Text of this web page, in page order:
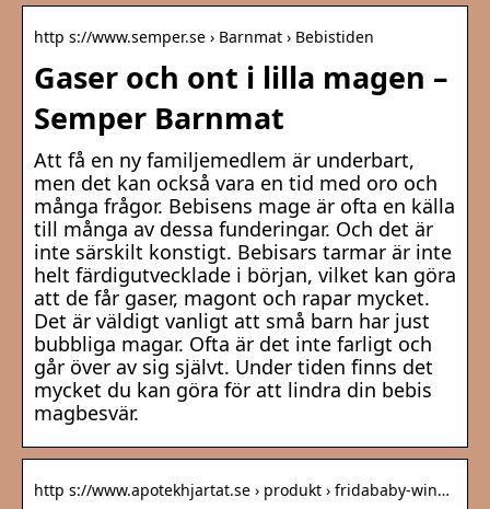
http s://www.semper.se › Barnmat › Bebistiden
Gaser och ont i lilla magen –
Semper Barnmat
Att få en ny familjemedlem är underbart,
men det kan också vara en tid med oro och
många frågor. Bebisens mage är ofta en källa
till många av dessa funderingar. Och det är
inte särskilt konstigt. Bebisars tarmar är inte
helt färdigutvecklade i början, vilket kan göra
att de får gaser, magont och rapar mycket.
Det är väldigt vanligt att små barn har just
bubbliga magar. Ofta är det inte farligt och
går över av sig självt. Under tiden finns det
mycket du kan göra för att lindra din bebis
magbesvär.
http s://www.apotekhjartat.se › produkt › fridababy-win…